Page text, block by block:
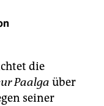
die
Paalga über
seiner